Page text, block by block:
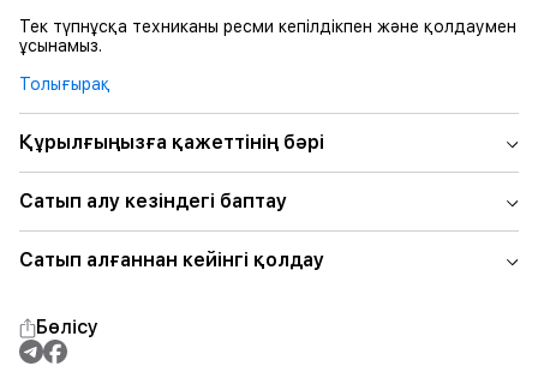
Тек түпнұсқа техниканы ресми кепілдікпен және қолдаумен
ұсынамыз.
Толығырақ
Құрылғыңызға қажеттінің бәрі
Сатып алу кезіндегі баптау
Сатып алғаннан кейінгі қолдау
Бөлісу